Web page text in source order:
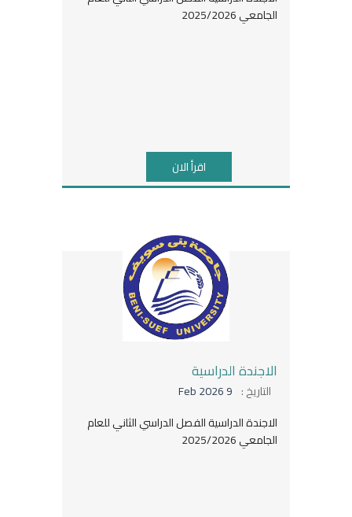
الجامعي 2025/2026
اقرأ الان
الاجندة الدراسية
التاريخ : 9 Feb 2026
الاجندة الدراسية الفصل الدراسي الثاني للعام
الجامعي 2025/2026